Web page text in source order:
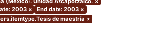
2003 × End date: 2003 ×
de maestría ×